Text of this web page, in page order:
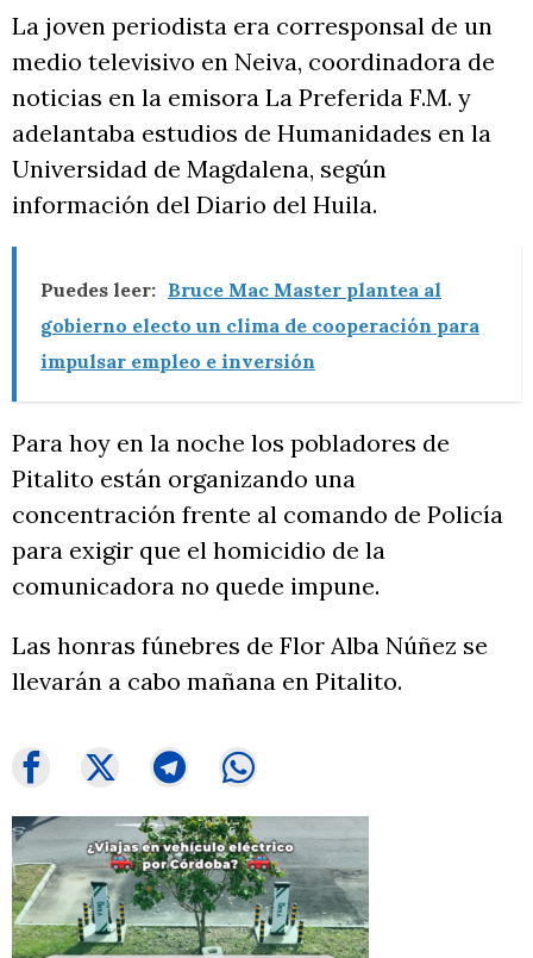
La joven periodista era corresponsal de un
medio televisivo en Neiva, coordinadora de
noticias en la emisora La Preferida F.M. y
adelantaba estudios de Humanidades en la
Universidad de Magdalena, según
información del Diario del Huila.
Puedes leer: Bruce Mac Master plantea al
gobierno electo un clima de cooperación para
impulsar empleo e inversión
Para hoy en la noche los pobladores de
Pitalito están organizando una
concentración frente al comando de Policía
para exigir que el homicidio de la
comunicadora no quede impune.
Las honras fúnebres de Flor Alba Núñez se
llevarán a cabo mañana en Pitalito.